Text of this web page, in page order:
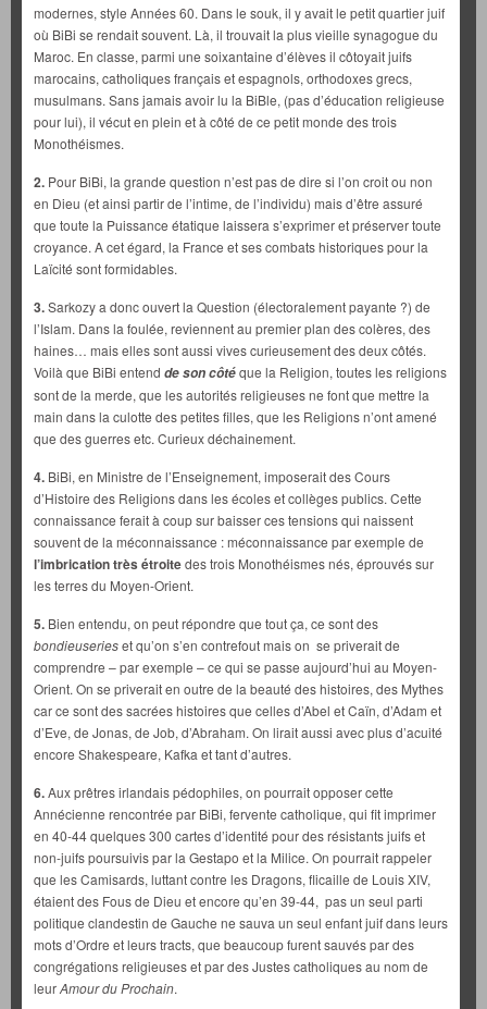
modernes, style Années 60. Dans le souk, il y avait le petit quartier juif
où BiBi se rendait souvent. Là, il trouvait la plus vieille synagogue du
Maroc. En classe, parmi une soixantaine d’élèves il côtoyait juifs
marocains, catholiques français et espagnols, orthodoxes grecs,
musulmans. Sans jamais avoir lu la BiBle, (pas d’éducation religieuse
pour lui), il vécut en plein et à côté de ce petit monde des trois
Monothéismes.
2. Pour BiBi, la grande question n’est pas de dire si l’on croit ou non
en Dieu (et ainsi partir de l’intime, de l’individu) mais d’être assuré
que toute la Puissance étatique laissera s’exprimer et préserver toute
croyance. A cet égard, la France et ses combats historiques pour la
Laïcité sont formidables.
3.Sarkozy a donc ouvert la Question (électoralement payante ?) de
l’Islam. Dans la foulée, reviennent au premier plan des colères, des
haines… mais elles sont aussi vives curieusement des deux côtés.
Voilà que BiBi entend de son côtéque la Religion, toutes les religions
sont de la merde, que les autorités religieuses ne font que mettre la
main dans la culotte des petites filles, que les Religions n’ont amené
que des guerres etc. Curieux déchainement.
4. BiBi, en Ministre de l’Enseignement, imposerait des Cours
d’Histoire des Religions dans les écoles et collèges publics. Cette
connaissance ferait à coup sur baisser ces tensions qui naissent
souvent de la méconnaissance : méconnaissance par exemple de
l’imbrication très étroitedes trois Monothéismes nés, éprouvés sur
les terres du Moyen-Orient.
5. Bien entendu, on peut répondre que tout ça, ce sont des
bondieuserieset qu’on s’en contrefout mais on se priverait de
comprendre – par exemple – ce qui se passe aujourd’hui au Moyen-
Orient. On se priverait en outre de la beauté des histoires, des Mythes
car ce sont des sacrées histoires que celles d’Abel et Caïn, d’Adam et
d’Eve, de Jonas, de Job, d’Abraham. On lirait aussi avec plus d’acuité
encore Shakespeare, Kafka et tant d’autres.
6.Aux prêtres irlandais pédophiles, on pourrait opposer cette
Annécienne rencontrée par BiBi, fervente catholique, qui fit imprimer
en 40-44 quelques 300 cartes d’identité pour des résistants juifs et
non-juifs poursuivis par la Gestapo et la Milice. On pourrait rappeler
que les Camisards, luttant contre les Dragons, flicaille de Louis XIV,
étaient des Fous de Dieu et encore qu’en 39-44, pas un seul parti
politique clandestin de Gauche ne sauva un seul enfant juif dans leurs
mots d’Ordre et leurs tracts, que beaucoup furent sauvés par des
congrégations religieuses et par des Justes catholiques au nom de
leurAmour du Prochain.